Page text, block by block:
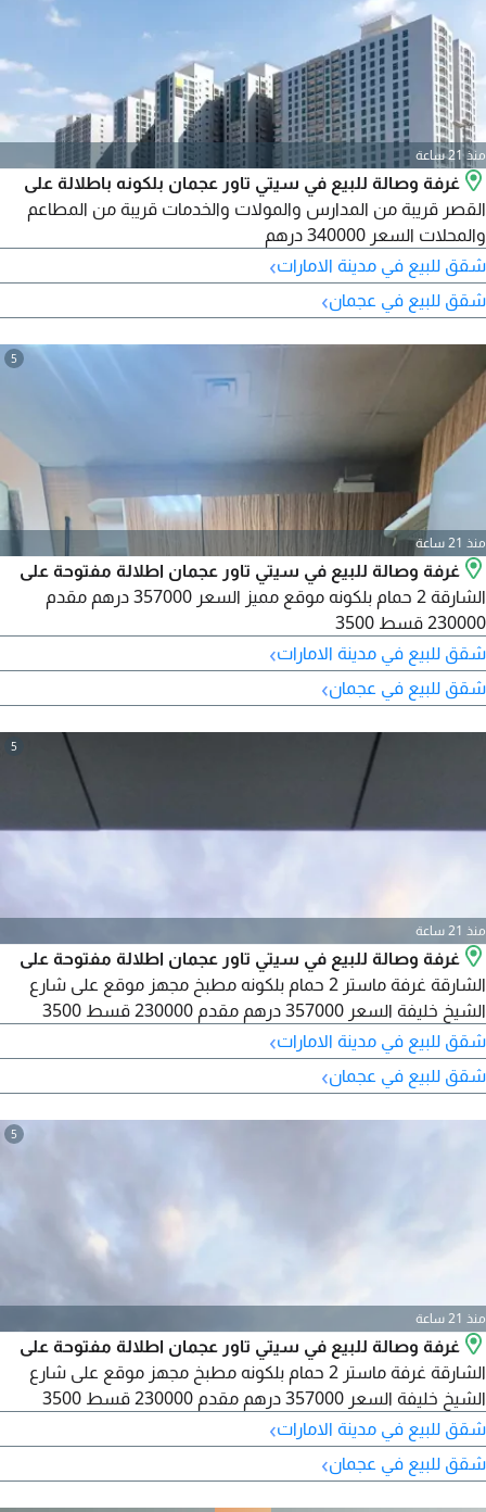
منذ 21 ساعة
غرفة وصالة للبيع في سيتي تاور عجمان بلكونه باطلالة على
القصر قريبة من المدارس والمولات والخدمات قريبة من المطاعم
والمحلات السعر 340000 درهم
شقق للبيع في مدينة الامارات›
شقق للبيع في عجمان›
5
منذ 21 ساعة
غرفة وصالة للبيع في سيتي تاور عجمان اطلالة مفتوحة على
الشارقة 2 حمام بلكونه موقع مميز السعر 357000 درهم مقدم
230000 قسط 3500
شقق للبيع في مدينة الامارات›
شقق للبيع في عجمان›
5
منذ 21 ساعة
غرفة وصالة للبيع في سيتي تاور عجمان اطلالة مفتوحة على
الشارقة غرفة ماستر 2 حمام بلكونه مطبخ مجهز موقع على شارع
الشيخ خليفة السعر 357000 درهم مقدم 230000 قسط 3500
شقق للبيع في مدينة الامارات›
شقق للبيع في عجمان›
5
منذ 21 ساعة
غرفة وصالة للبيع في سيتي تاور عجمان اطلالة مفتوحة على
الشارقة غرفة ماستر 2 حمام بلكونه مطبخ مجهز موقع على شارع
الشيخ خليفة السعر 357000 درهم مقدم 230000 قسط 3500
شقق للبيع في مدينة الامارات›
شقق للبيع في عجمان›